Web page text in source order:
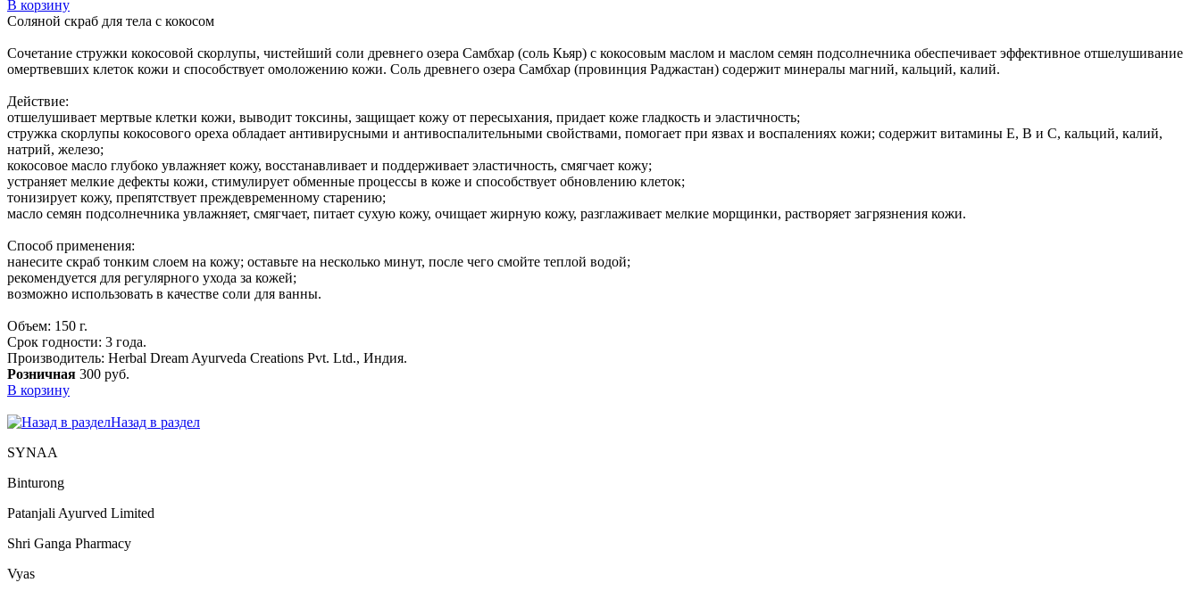
В корзину
Соляной скраб для тела с кокосом
Сочетание стружки кокосовой скорлупы, чистейший соли древнего озера Самбхар (соль Кьяр) с кокосовым маслом и маслом семян подсолнечника обеспечивает эффективное отшелушивание
омертвевших клеток кожи и способствует омоложению кожи. Соль древнего озера Самбхар (провинция Раджастан) содержит минералы магний, кальций, калий.
Действие:
отшелушивает мертвые клетки кожи, выводит токсины, защищает кожу от пересыхания, придает коже гладкость и эластичность;
стружка скорлупы кокосового ореха обладает антивирусными и антивоспалительными свойствами, помогает при язвах и воспалениях кожи; содержит витамины Е, В и С, кальций, калий,
натрий, железо;
кокосовое масло глубоко увлажняет кожу, восстанавливает и поддерживает эластичность, смягчает кожу;
устраняет мелкие дефекты кожи, стимулирует обменные процессы в коже и способствует обновлению клеток;
тонизирует кожу, препятствует преждевременному старению;
масло семян подсолнечника увлажняет, смягчает, питает сухую кожу, очищает жирную кожу, разглаживает мелкие морщинки, растворяет загрязнения кожи.
Способ применения:
нанесите скраб тонким слоем на кожу; оставьте на несколько минут, после чего смойте теплой водой;
рекомендуется для регулярного ухода за кожей;
возможно использовать в качестве соли для ванны.
Объем: 150 г.
Срок годности: 3 года.
Производитель: Herbal Dream Ayurveda Creations Pvt. Ltd., Индия.
Розничная 300 руб.
В корзину
Назад в раздел
SYNAA
Binturong
Patanjali Ayurved Limited
Shri Ganga Pharmacy
Vyas